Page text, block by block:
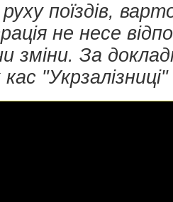
руху поїздів,
не несе
зміни. За